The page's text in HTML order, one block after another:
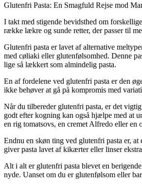
Glutenfri Pasta: En Smagfuld Rejse mod
I takt med stigende bevidsthed om
række lækre og sunde retter, der passer til
Glutenfri pasta er lavet af alternative
med cøliaki eller glutenfølsomhed. Denne
lige så lækkert som almindelig pasta.
En af fordelene ved glutenfri pasta er den
ikke behøver at gå på kompromis med
Når du tilbereder glutenfri pasta, er det
godt efter kogning kan også hjælpe med at
en rig tomatsovs, en cremet Alfredo eller en
Endnu en skøn ting ved glutenfri pasta er,
giver pasta lavet af kikærter eller linser
Alt i alt er glutenfri pasta blevet en
nyde. Uanset om du er glutenfølsom eller